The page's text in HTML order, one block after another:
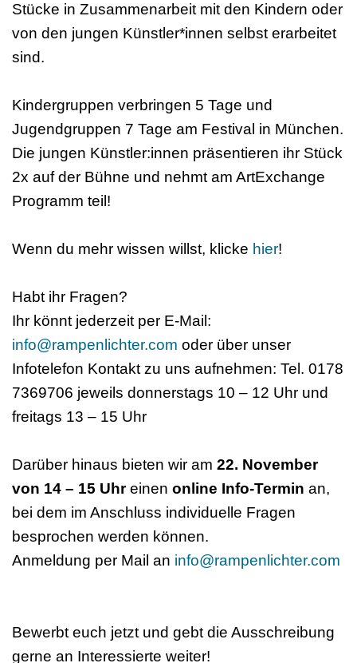
Stücke in Zusammenarbeit mit den Kindern oder
von den jungen Künstler*innen selbst erarbeitet
sind.
Kindergruppen verbringen 5 Tage und
Jugendgruppen 7 Tage am Festival in München.
Die jungen Künstler:innen präsentieren ihr Stück
2x auf der Bühne und nehmt am ArtExchange
Programm teil!
Wenn du mehr wissen willst, klicke hier!
Habt ihr Fragen?
Ihr könnt jederzeit per E-Mail:
info@rampenlichter.com oder über unser
Infotelefon Kontakt zu uns aufnehmen: Tel. 0178
7369706 jeweils donnerstags 10 – 12 Uhr und
freitags 13 – 15 Uhr
Darüber hinaus bieten wir am 22. November
von 14 – 15 Uhreinen online Info-Termin an,
bei dem im Anschluss individuelle Fragen
besprochen werden können.
Anmeldung per Mail an info@rampenlichter.com
Bewerbt euch jetzt und gebt die Ausschreibung
gerne an Interessierte weiter!